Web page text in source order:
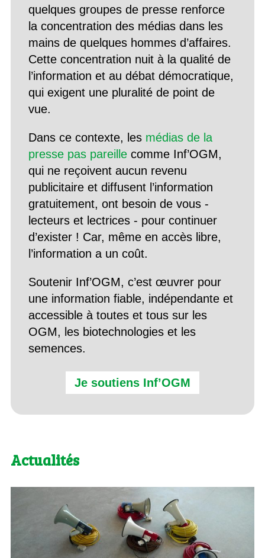
quelques groupes de presse renforce
la concentration des médias dans les
mains de quelques hommes d’affaires.
Cette concentration nuit à la qualité de
l’information et au débat démocratique,
qui exigent une pluralité de point de
vue.
Dans ce contexte, les médias de la
presse pas pareillecomme Inf’OGM,
qui ne reçoivent aucun revenu
publicitaire et diffusent l’information
gratuitement, ont besoin de vous -
lecteurs et lectrices - pour continuer
d’exister ! Car, même en accès libre,
l’information a un coût.
Soutenir Inf’OGM, c’est œuvrer pour
une information fiable, indépendante et
accessible à toutes et tous sur les
OGM, les biotechnologies et les
semences.
Je soutiens Inf’OGM
Actualités